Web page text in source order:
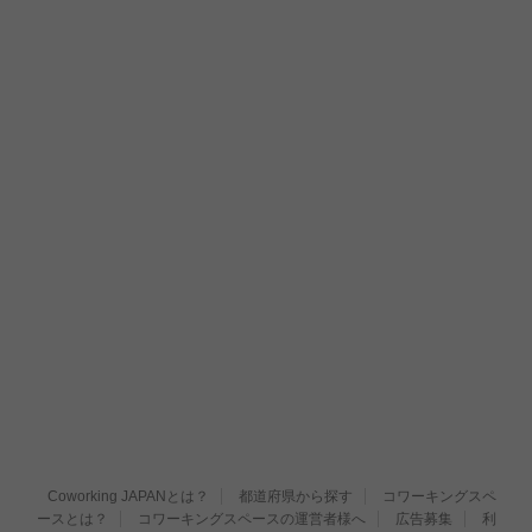
Coworking JAPANとは？ 都道府県から探す
コワーキングスペ
ースとは？
コワーキングスペースの運営者様へ 広告募集 利